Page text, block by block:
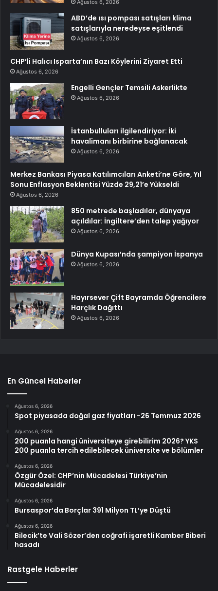
Ağustos 6, 2026
ABD’de ısı pompası satışları klima
satışlarıyla neredeyse eşitlendi
Ağustos 6, 2026
CHP’li Halıcı Isparta’nın Bazı Köylerini Ziyaret Etti
Ağustos 6, 2026
Engelli Gençler Temsili Askerlikte
Ağustos 6, 2026
İstanbulluları ilgilendiriyor: İki
havalimanı birbirine bağlanacak
Ağustos 6, 2026
Merkez Bankası Piyasa Katılımcıları Anketi’ne Göre, Yıl
Sonu Enflasyon Beklentisi Yüzde 29,21’e Yükseldi
Ağustos 6, 2026
850 metrede başladılar, dünyaya
açıldılar: İngiltere’den talep yağıyor
Ağustos 6, 2026
Dünya Kupası’nda şampiyon İspanya
Ağustos 6, 2026
Hayırsever Çift Bayramda Öğrencilere
Harçlık Dağıttı
Ağustos 6, 2026
En Güncel Haberler
Ağustos 6, 2026
Spot piyasada doğal gaz fiyatları -26 Temmuz 2026
Ağustos 6, 2026
200 puanla hangi üniversiteye girebilirim 2026? YKS
200 puanla tercih edilebilecek üniversite ve bölümler
Ağustos 6, 2026
Özgür Özel: CHP’nin Mücadelesi Türkiye’nin
Mücadelesidir
Ağustos 6, 2026
Bursaspor’da Borçlar 391 Milyon TL’ye Düştü
Ağustos 6, 2026
Bilecik’te Vali Sözer’den coğrafi işaretli Kamber Biberi
hasadı
Rastgele Haberler